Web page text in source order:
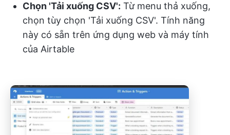
Chọn 'Tải xuống CSV': Từ menu thả xuống,
chọn tùy chọn 'Tải xuống CSV'. Tính năng
này có sẵn trên ứng dụng web và máy tính
của Airtable